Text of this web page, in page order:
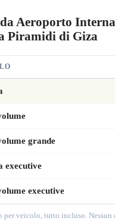
Aeroporto
Piramidi di Giza
grande
executive
executive
per veicolo, tutto incluso. Nessun